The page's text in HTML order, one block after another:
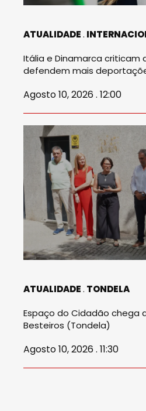
ATUALIDADE
Itália e Dinamarca criticam
defendem mais
Agosto 10, 2026 . 12:00
ATUALIDADE TONDELA
Espaço do Cidadão chega
Besteiros (Tondela)
Agosto 10, 2026 . 11:30